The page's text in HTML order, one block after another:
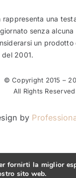
rappresenta una
senza
un prodotto
2001.
© Copyright 2015 –
All Rights Reserved
by
fornirti la miglior
sito web.